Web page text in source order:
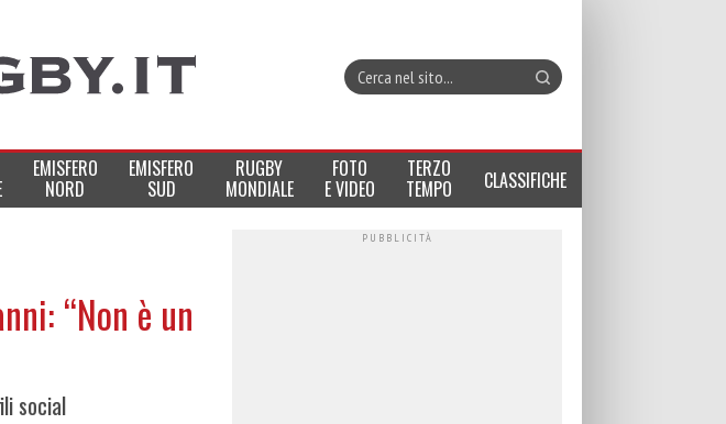
EMISFERO
NORD
EMISFERO
SUD
RUGBY
MONDIALE
FOTO
E VIDEO
TERZO
TEMPO CLASSIFICHE
“Non è un
social